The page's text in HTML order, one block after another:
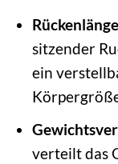
sitzender
ein
verteilt das